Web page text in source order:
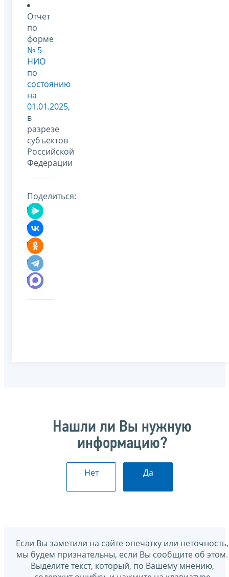
Отчет
по
форме
№ 5-
НИО
по
состоянию
на
01.01.2025,
в
разрезе
субъектов
Российской
Федерации
Поделиться:
Нашли ли Вы нужную
информацию?
Нет Да
Если Вы заметили на сайте опечатку или неточность,
мы будем признательны, если Вы сообщите об этом.
Выделите текст, который, по Вашему мнению,